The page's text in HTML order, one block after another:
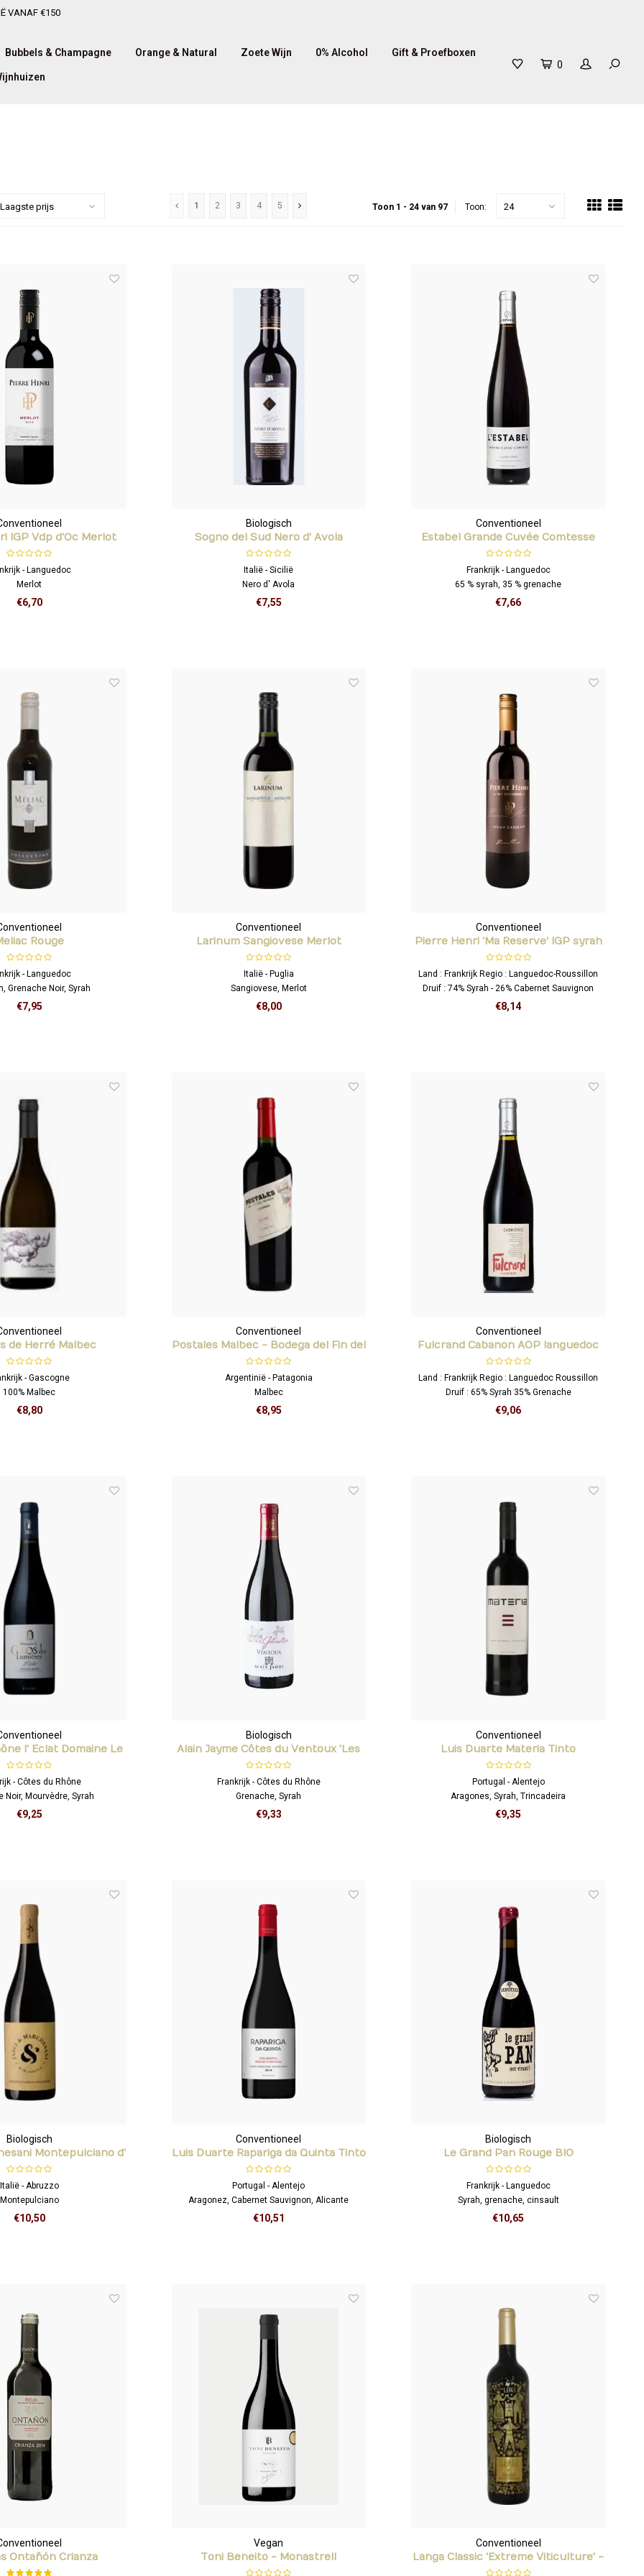
VANAF €150
Bubbels & Champagne Orange & Natural Zoete Wijn 0% Alcohol Gift & Proefboxen
0
Laagste prijs 1 2 3 4 5 Toon 1 - 24 van 97 Toon: 24
IGP Vdp d'Oc Merlot
- Languedoc
Merlot
€6,70
Biologisch
Sogno del Sud Nero d' Avola
Italië - Sicilië
Nero d' Avola
€7,55
Conventioneel
Estabel Grande Cuvée Comtesse
Rouge
Frankrijk - Languedoc
65 % syrah, 35 % grenache
€7,66
Rouge
- Languedoc
Grenache Noir, Syrah
€7,95
Conventioneel
Larinum Sangiovese Merlot
Italië - Puglia
Sangiovese, Merlot
€8,00
Conventioneel
Pierre Henri 'Ma Reserve' IGP syrah
cabernet
Land : Frankrijk Regio : Languedoc-Roussillon
Druif : 74% Syrah - 26% Cabernet Sauvignon
€8,14
de Herré Malbec
- Gascogne
100% Malbec
€8,80
Conventioneel
Postales Malbec - Bodega del Fin del
Mundo
Argentinië - Patagonia
Malbec
Wine Enthusiast 89
€8,95
Conventioneel
Fulcrand Cabanon AOP languedoc
cabrières rouge
Land : Frankrijk Regio : Languedoc Roussillon
Druif : 65% Syrah 35% Grenache
€9,06
l' Eclat Domaine Le
des Lumières
- Côtes du Rhône
Noir, Mourvèdre, Syrah
€9,25
Biologisch
Alain Jayme Côtes du Ventoux 'Les
Gélinottes'
Frankrijk - Côtes du Rhône
Grenache, Syrah
€9,33
Conventioneel
Luis Duarte Materia Tinto
Portugal - Alentejo
Aragones, Syrah, Trincadeira
€9,35
Biologisch
Montepulciano d'
Abruzzo
Italië - Abruzzo
Montepulciano
Enthusiast 89
€10,50
Conventioneel
Luis Duarte Rapariga da Quinta Tinto
Portugal - Alentejo
Aragonez, Cabernet Sauvignon, Alicante
Bouschet
€10,51
Biologisch
Le Grand Pan Rouge BIO
Frankrijk - Languedoc
Syrah, grenache, cinsault
€10,65
Ontañón Crianza
Vegan
Toni Beneito - Monastrell
Conventioneel
Langa Classic 'Extreme Viticulture' -
Bodegas Langa